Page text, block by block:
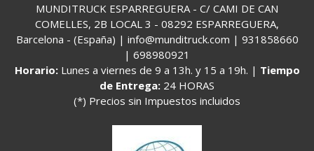
MUNDITRUCK ESPARREGUERA - C/ CAMI DE CAN
COMELLES, 2B LOCAL 3 - 08292 ESPARREGUERA,
Barcelona - (España) | info@munditruck.com | 931858660
| 698980921
Horario: Lunes a viernes de 9 a 13h. y 15 a 19h. | Tiempo
de Entrega: 24 HORAS
(*) Precios sin Impuestos incluidos